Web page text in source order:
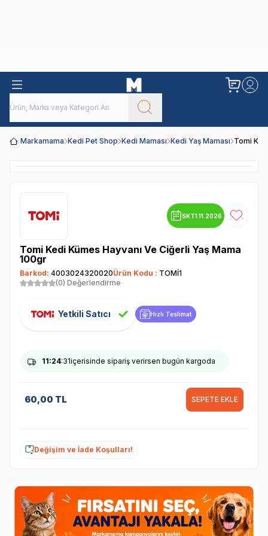
Markamama Kedi Pet Shop Kedi Maması Kedi Yaş Maması Tomi
SKT1.11.2026 Favoriye
Tomi Kedi Kümes Hayvanı Ve Ciğerli Yaş Mama
100gr
Barkod: 4003024320020Ürün Kodu : TOMİ1
(0) Değerlendirme
Yetkili Satıcı Hızlı Teslimat
11:24:31içerisinde sipariş verirsen bugün kargoda
60,00 TL SEPETE EKLE
Değişim ve İade Koşulları!